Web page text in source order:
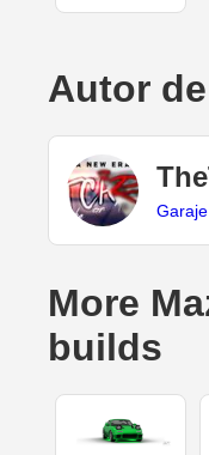
Autor
Garaje
More
builds